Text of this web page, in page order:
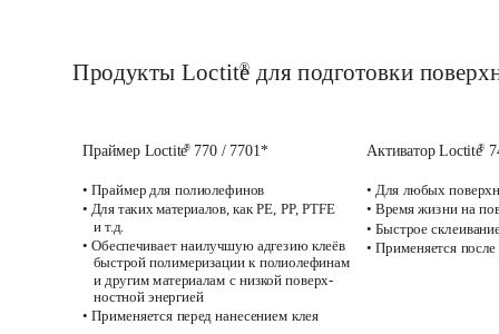
Продукты Loctite
® для подготовки
Праймер Loctite® 770 / 7701* Активатор Loctite®
• Праймер для полиолефинов
• Для таких материалов, как PE, PP, PTFE
и т.д.
• Обеспечивает наилучшую адгезию клеёв
быстрой полимеризации к полиолефинам
и другим материалам с низкой поверх-
ностной энергией
• Применяется перед нанесением клея
• Для любых
• Время жизни на
• Быстрое
• Применяется